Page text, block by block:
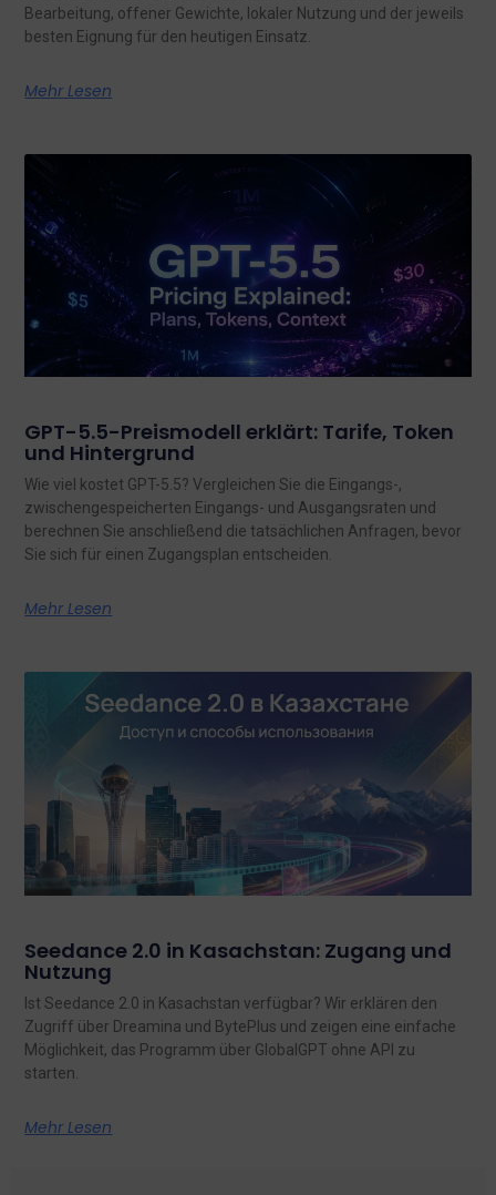
Bearbeitung, offener Gewichte, lokaler Nutzung und der jeweils
besten Eignung für den heutigen Einsatz.
Mehr Lesen
GPT-5.5-Preismodell erklärt: Tarife, Token
und Hintergrund
Wie viel kostet GPT-5.5? Vergleichen Sie die Eingangs-,
zwischengespeicherten Eingangs- und Ausgangsraten und
berechnen Sie anschließend die tatsächlichen Anfragen, bevor
Sie sich für einen Zugangsplan entscheiden.
Mehr Lesen
Seedance 2.0 in Kasachstan: Zugang und
Nutzung
Ist Seedance 2.0 in Kasachstan verfügbar? Wir erklären den
Zugriff über Dreamina und BytePlus und zeigen eine einfache
Möglichkeit, das Programm über GlobalGPT ohne API zu
starten.
Mehr Lesen